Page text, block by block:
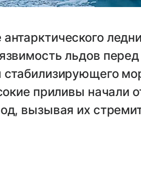
льдов перед
приливы начали
вызывая их